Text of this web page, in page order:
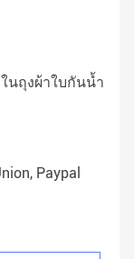
นถุงผ้าใบกันน้ำ
Paypal